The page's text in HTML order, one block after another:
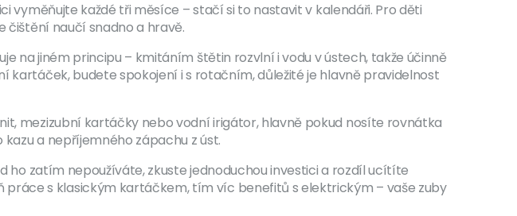
vyměňujte každé tři měsíce – stačí si to nastavit v kalendáři. Pro děti
čištění naučí snadno a hravě.
na jiném principu – kmitáním štětin rozvlní i vodu v ústech, takže účinně
budete spokojení i s rotačním, důležité je hlavně pravidelnost
mezizubní kartáčky nebo vodní irigátor, hlavně pokud nosíte rovnátka
a nepříjemného zápachu z úst.
ho zatím nepoužíváte, zkuste jednoduchou investici a rozdíl ucítíte
s klasickým kartáčkem, tím víc benefitů s elektrickým – vaše zuby